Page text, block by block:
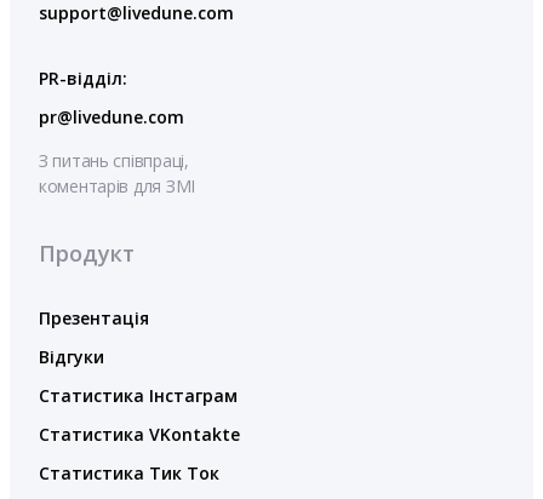
support@livedune.com
PR-відділ:
pr@livedune.com
З питань співпраці,
коментарів для ЗМІ
Продукт
Презентація
Відгуки
Статистика Інстаграм
Статистика VKontakte
Статистика Тик Ток